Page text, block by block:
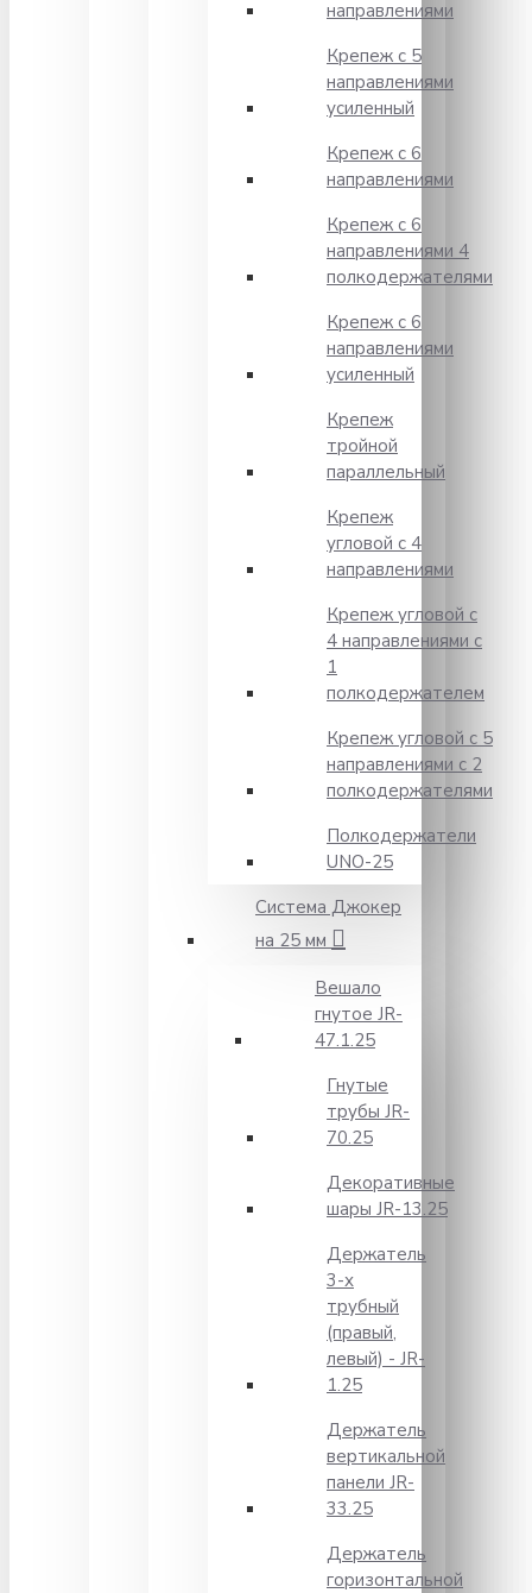
направлениями
Крепеж с 5
направлениями
усиленный
Крепеж с 6
направлениями
Крепеж с 6
направлениями 4
полкодержателями
Крепеж с 6
направлениями
усиленный
Крепеж
тройной
параллельный
Крепеж
угловой с 4
направлениями
Крепеж угловой с
4 направлениями с
1
полкодержателем
Крепеж угловой с 5
направлениями с 2
полкодержателями
Полкодержатели
UNO-25
Система Джокер
на 25 мм
Вешало
гнутое JR-
47.1.25
Гнутые
трубы JR-
70.25
Декоративные
шары JR-13.25
Держатель
3-х
трубный
(правый,
левый) - JR-
1.25
Держатель
вертикальной
панели JR-
33.25
Держатель
горизонтальной